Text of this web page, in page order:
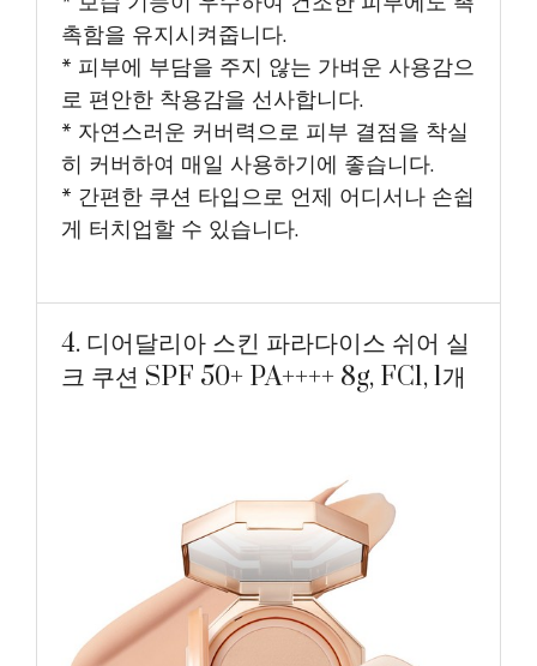
촉함을 유지시켜줍니다.
* 피부에 부담을 주지 않는 가벼운 사용감으
로 편안한 착용감을 선사합니다.
* 자연스러운 커버력으로 피부 결점을 착실
히 커버하여 매일 사용하기에 좋습니다.
* 간편한 쿠션 타입으로 언제 어디서나 손쉽
게 터치업할 수 있습니다.
4. 디어달리아 스킨 파라다이스 쉬어 실
크 쿠션 SPF 50+ PA++++ 8g, FC1, 1개